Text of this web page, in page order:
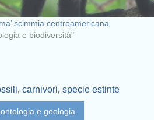
scimmia centroamericana
e biodiversità"
, carnivori, specie estinte
e geologia